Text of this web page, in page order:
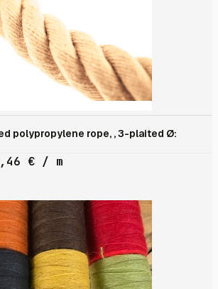
polypropylene rope, , 3-plaited Ø:
€ / m